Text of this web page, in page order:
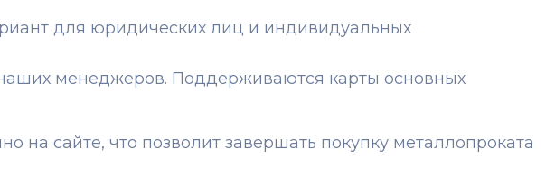
для юридических лиц и индивидуальных
менеджеров. Поддерживаются карты основных
сайте, что позволит завершать покупку металлопроката